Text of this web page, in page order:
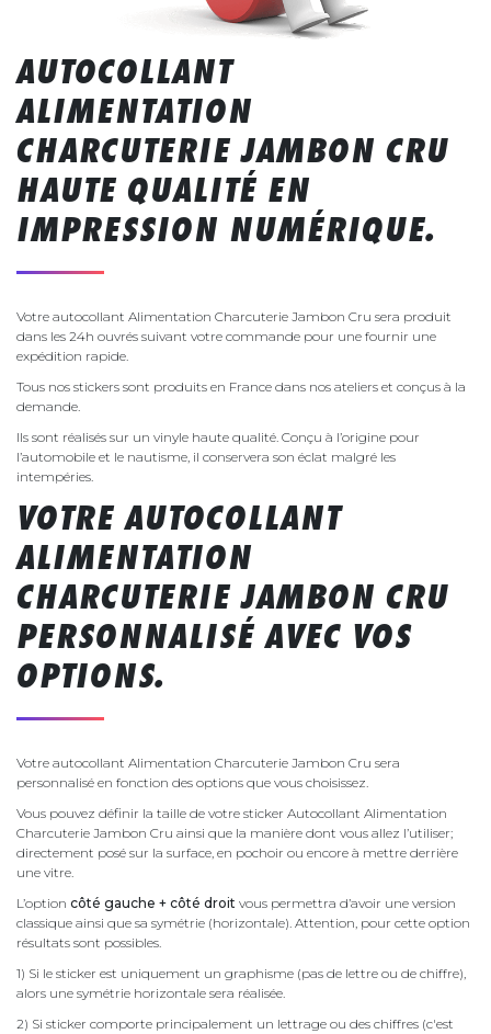
AUTOCOLLANT
ALIMENTATION
CHARCUTERIE JAMBON CRU
HAUTE QUALITÉ EN
IMPRESSION NUMÉRIQUE.
Votre autocollant Alimentation Charcuterie Jambon Cru sera produit
dans les 24h ouvrés suivant votre commande pour une fournir une
expédition rapide.
Tous nos stickers sont produits en France dans nos ateliers et conçus à la
demande.
Ils sont réalisés sur un vinyle haute qualité. Conçu à l’origine pour
l’automobile et le nautisme, il conservera son éclat malgré les
intempéries.
VOTRE AUTOCOLLANT
ALIMENTATION
CHARCUTERIE JAMBON CRU
PERSONNALISÉ AVEC VOS
OPTIONS.
Votre autocollant Alimentation Charcuterie Jambon Cru sera
personnalisé en fonction des options que vous choisissez.
Vous pouvez définir la taille de votre sticker Autocollant Alimentation
Charcuterie Jambon Cru ainsi que la manière dont vous allez l’utiliser;
directement posé sur la surface, en pochoir ou encore à mettre derrière
une vitre.
L’option côté gauche + côté droit vous permettra d’avoir une version
classique ainsi que sa symétrie (horizontale). Attention, pour cette option
résultats sont possibles.
1) Si le sticker est uniquement un graphisme (pas de lettre ou de chiffre),
alors une symétrie horizontale sera réalisée.
2) Si sticker comporte principalement un lettrage ou des chiffres (c'est